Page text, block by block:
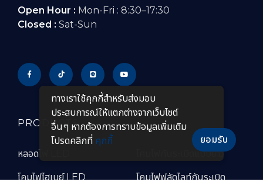
Open Hour : Mon-Fri : 8:30–17:30
Closed : Sat-Sun
PRODUCTS
หลอดไฟ LED
โคมไฟไฮเบย์ LED
โคมไฟกันระเบิดแบบยาว
โคมไฟฟลัดไลท์กันระเบิด
ทางเราใช้คุกกี้สําหรับส่งมอบ
ประสบการณ์ให้แตกต่างจากเว็บไซต์
อื่นๆ หากต้องการทราบข้อมูลเพิ่มเติม
โปรดคลิกที่ คุกกี้ ยอมรับ